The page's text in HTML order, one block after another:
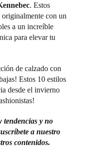
. Estos
con un
a un increíble
para elevar tu
de calzado con
Estos 10 estilos
desde el invierno
tendencias y no
a nuestro
contenidos.